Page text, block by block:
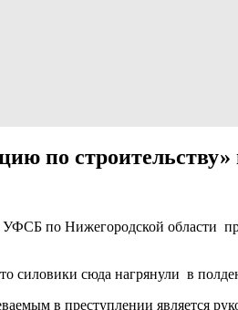
по
по Нижегородской области
силовики сюда нагрянули в
в преступлении является